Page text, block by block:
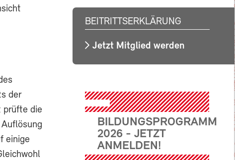
der
prüfte die
einige
BEITRITTSERKLÄRUNG
Jetzt Mitglied werden
BILDUNGSPROGRAMM
2026 - JETZT
ANMELDEN!